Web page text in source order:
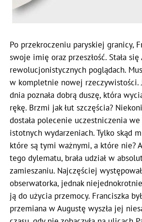
Po przekroczeniu paryskiej granicy,
swoje imię oraz przeszłość. Stała się
rewolucjonistycznych poglądach.
w kompletnie nowej rzeczywistości.
dnia poznała dobrą duszę, która
rękę. Brzmi jak łut szczęścia?
dostała polecenie uczestniczenia
istotnych wydarzeniach. Tylko skąd
które są tymi ważnymi, a które nie?
tego dylematu, brała udział w
zamieszaniu. Najczęściej
obserwatorka, jednak
ją do użycia przemocy. Franciszka
przemiana w Augustę wyszła jej